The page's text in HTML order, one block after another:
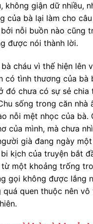
không giận dữ nhiều,
của bà lại làm cho
nỗi buồn nào cũng
được nói thành lời.
cháu vì thế hiện lên
có tình thương của bà
đó chưa có sự sẻ chia
sống trong căn nhà
nỗi mệt nhọc của bà.
của mình, mà chưa
già đang ngày
kịch của truyện bắt
một khoảng trống
gọi không được lắng
quen thuộc nên vô